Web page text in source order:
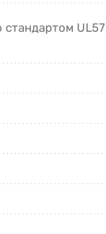
стандартом UL57